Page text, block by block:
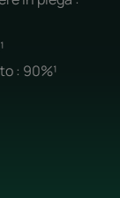
: 90%¹